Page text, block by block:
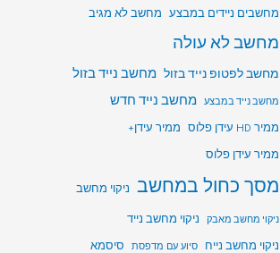
מחשבים ניידים במבצע מחשב לא מגיב
מחשב לא עולה
מחשב לפטופ נייד בזול מחשב נייד בזול
מחשב נייד במבצע מחשב נייד חדש
ממיר HD עידן פלוס
ממיר עידן+
ממיר עידן פלוס
מסך כחול במחשב ניקוי מחשב
ניקוי מחשב מאבק
ניקוי מחשב נייד
ניקוי מחשב נייח סיוע עם מדפסת סיסמא